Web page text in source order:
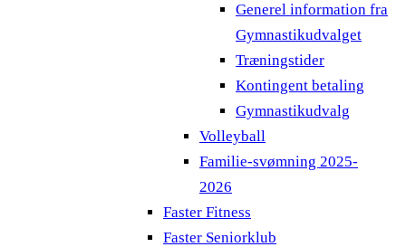
Generel information fra
Gymnastikudvalget
Træningstider
Kontingent betaling
Gymnastikudvalg
Volleyball
Familie-svømning 2025-
2026
Faster Fitness
Faster Seniorklub